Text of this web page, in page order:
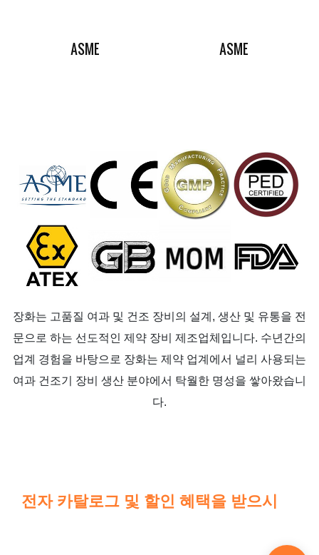
ASME ASME
장화는 고품질 여과 및 건조 장비의 설계, 생산 및 유통을 전
문으로 하는 선도적인 제약 장비 제조업체입니다. 수년간의
업계 경험을 바탕으로 장화는 제약 업계에서 널리 사용되는
여과 건조기 장비 생산 분야에서 탁월한 명성을 쌓아왔습니
다.
전자 카탈로그 및 할인 혜택을 받으시